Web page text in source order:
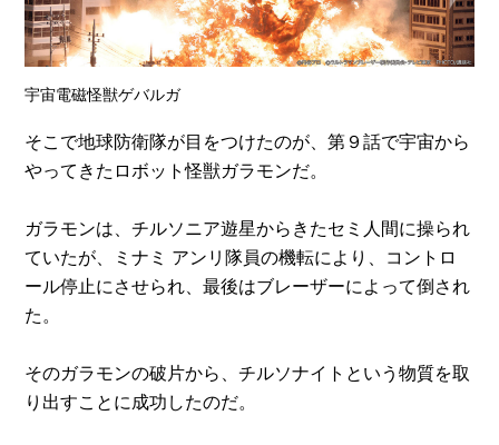
宇宙電磁怪獣ゲバルガ
そこで地球防衛隊が目をつけたのが、第９話で宇宙から
やってきたロボット怪獣ガラモンだ。
ガラモンは、チルソニア遊星からきたセミ人間に操られ
ていたが、ミナミ アンリ隊員の機転により、コントロ
ール停止にさせられ、最後はブレーザーによって倒され
た。
そのガラモンの破片から、チルソナイトという物質を取
り出すことに成功したのだ。